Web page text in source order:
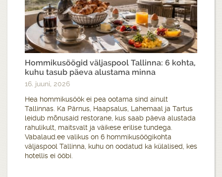
Hommikusöögid väljaspool Tallinna: 6 kohta,
kuhu tasub päeva alustama minna
16. juuni, 2026
Hea hommikusöök ei pea ootama sind ainult
Tallinnas. Ka Pärnus, Haapsalus, Lahemaal ja Tartus
leidub mõnusaid restorane, kus saab päeva alustada
rahulikult, maitsvalt ja väikese erilise tundega.
Vabalaud.ee valikus on 6 hommikusöögikohta
väljaspool Tallinna, kuhu on oodatud ka külalised, kes
hotellis ei ööbi.